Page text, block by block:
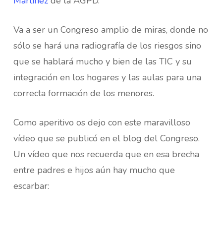
Va a ser un Congreso amplio de miras, donde no
sólo se hará una radiografía de los riesgos sino
que se hablará mucho y bien de las TIC y su
integración en los hogares y las aulas para una
correcta formación de los menores.
Como aperitivo os dejo con este maravilloso
vídeo que se publicó en el blog del Congreso.
Un vídeo que nos recuerda que en esa brecha
entre padres e hijos aún hay mucho que
escarbar: